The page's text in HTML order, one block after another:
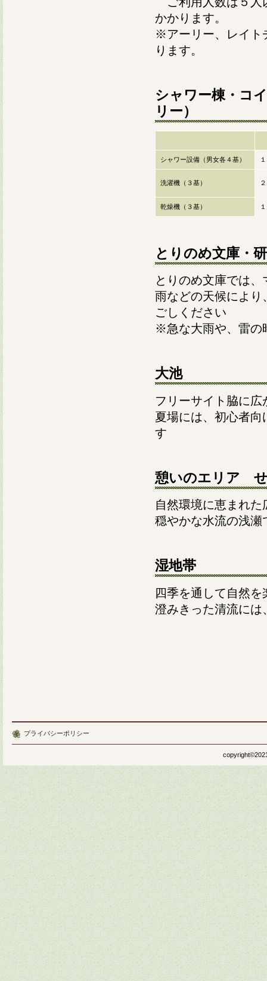
かかります。
※アーリー、レイト
ります。
シャワー棟・コ
リー）
シャワー設備（男女各４基）
洗濯機（３基）
乾燥機（３基）
とりのめ文庫・
とりのめ文庫では
雨などの天候により
ごしください
※急な大雨や、雷の
大池
フリーサイト脇に広
夏場には、初心者
す
憩いのエリア
自然環境に恵まれ
穏やかな水流の浅瀬
湿地帯
四季を通して自然
澄みきった清流には
プライバシーポリシー